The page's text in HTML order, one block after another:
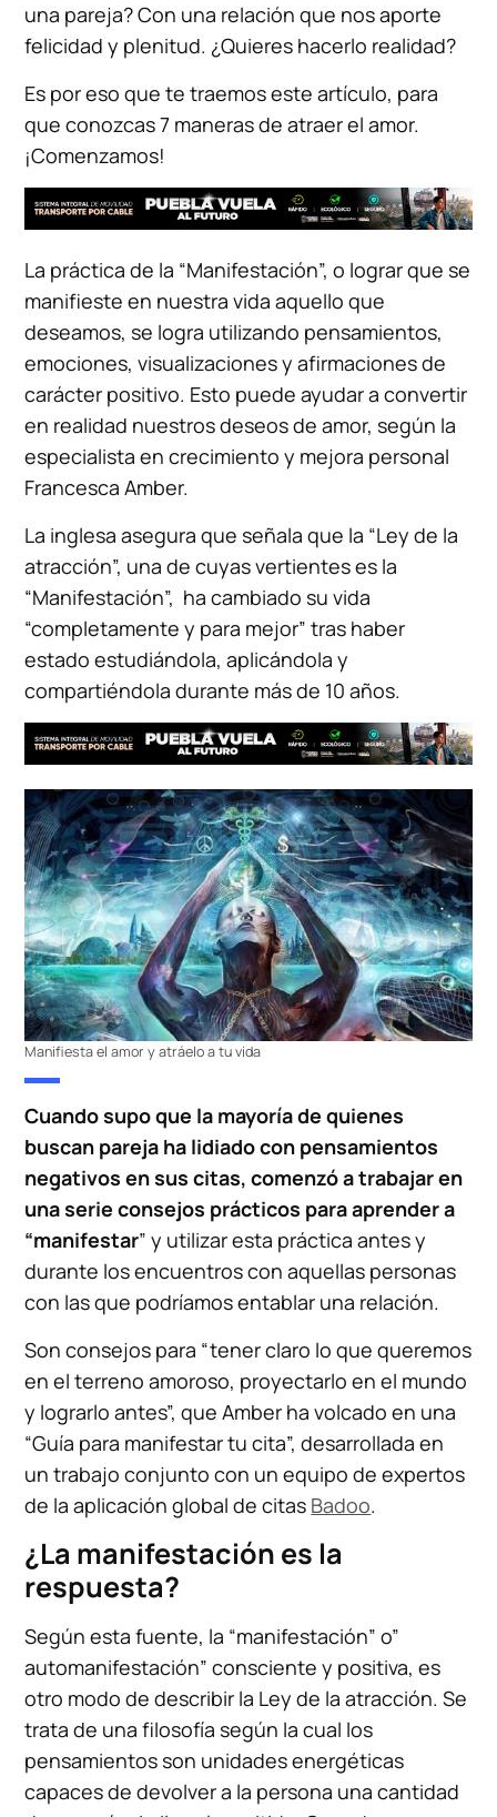
una pareja? Con una relación que nos aporte
felicidad y plenitud. ¿Quieres hacerlo realidad?
Es por eso que te traemos este artículo, para
que conozcas 7 maneras de atraer el amor.
¡Comenzamos!
La práctica de la “Manifestación”, o lograr que se
manifieste en nuestra vida aquello que
deseamos, se logra utilizando pensamientos,
emociones, visualizaciones y afirmaciones de
carácter positivo. Esto puede ayudar a convertir
en realidad nuestros deseos de amor, según la
especialista en crecimiento y mejora personal
Francesca Amber.
La inglesa asegura que señala que la “Ley de la
atracción”, una de cuyas vertientes es la
“Manifestación”, ha cambiado su vida
“completamente y para mejor” tras haber
estado estudiándola, aplicándola y
compartiéndola durante más de 10 años.
Manifiesta el amor y atráelo a tu vida
Cuando supo que la mayoría de quienes
buscan pareja ha lidiado con pensamientos
negativos en sus citas, comenzó a trabajar en
una serie consejos prácticos para aprender a
“manifestar” y utilizar esta práctica antes y
durante los encuentros con aquellas personas
con las que podríamos entablar una relación.
Son consejos para “tener claro lo que queremos
en el terreno amoroso, proyectarlo en el mundo
y lograrlo antes”, que Amber ha volcado en una
“Guía para manifestar tu cita”, desarrollada en
un trabajo conjunto con un equipo de expertos
de la aplicación global de citas Badoo.
¿La manifestación es la
respuesta?
Según esta fuente, la “manifestación” o”
automanifestación” consciente y positiva, es
otro modo de describir la Ley de la atracción. Se
trata de una filosofía según la cual los
pensamientos son unidades energéticas
capaces de devolver a la persona una cantidad